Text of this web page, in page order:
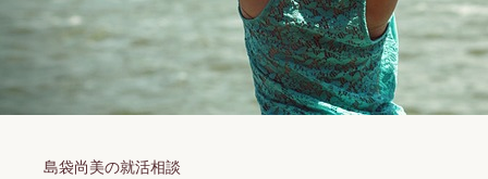
島袋尚美の就活相談